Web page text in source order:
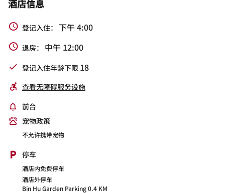
酒店信息
登记入住： 下午 4:00
退房： 中午 12:00
登记入住年龄下限 18
查看无障碍服务设施
前台
宠物政策
不允许携带宠物
停车
酒店内免费停车
酒店外停车
Bin Hu Garden Parking 0.4 KM